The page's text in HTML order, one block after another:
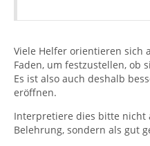
Viele Helfer orientieren sich
Faden, um festzustellen, ob
Es ist also auch deshalb
eröffnen.
Interpretiere dies bitte nicht
Belehrung, sondern als gut